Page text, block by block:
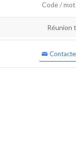
Code /
Réunion